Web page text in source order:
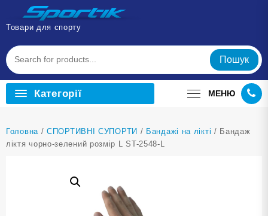
Перейти
вмісту
Товари для спорту
Пошук
Категорії МЕНЮ
Головна /СПОРТИВНІ СУПОРТИ / Бандажі на лікті / Бандаж
ліктя чорно-зелений розмір L ST-2548-L